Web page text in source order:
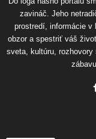
zavináč. Jeho
prostredí, informácie
obzor a spestriť váš
sveta, kultúru,